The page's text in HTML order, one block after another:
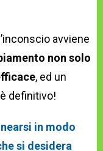
avviene
non solo
, ed un
definitivo!
in modo
si desidera